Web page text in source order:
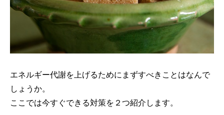
エネルギー代謝を上げるためにまずすべきことはなんで
しょうか。
ここでは今すぐできる対策を２つ紹介します。